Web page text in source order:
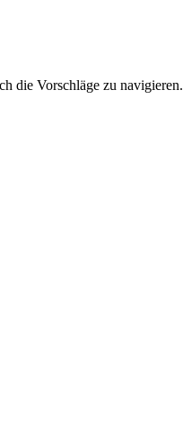
die Vorschläge zu navigieren.